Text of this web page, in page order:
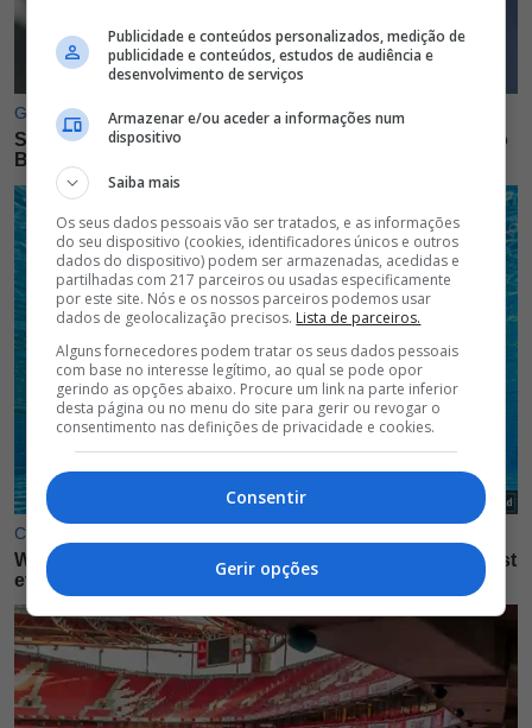
Publicidade e conteúdos personalizados, medição de
publicidade e conteúdos, estudos de audiência e
desenvolvimento de serviços
Armazenar e/ou aceder a informações num
dispositivo
Saiba mais
Os seus dados pessoais vão ser tratados, e as informações
do seu dispositivo (cookies, identificadores únicos e outros
dados do dispositivo) podem ser armazenadas, acedidas e
partilhadas com 217 parceiros ou usadas especificamente
por este site. Nós e os nossos parceiros podemos usar
dados de geolocalização precisos. Lista de parceiros.
Alguns fornecedores podem tratar os seus dados pessoais
com base no interesse legítimo, ao qual se pode opor
gerindo as opções abaixo. Procure um link na parte inferior
desta página ou no menu do site para gerir ou revogar o
consentimento nas definições de privacidade e cookies.
Consentir
Gerir opções